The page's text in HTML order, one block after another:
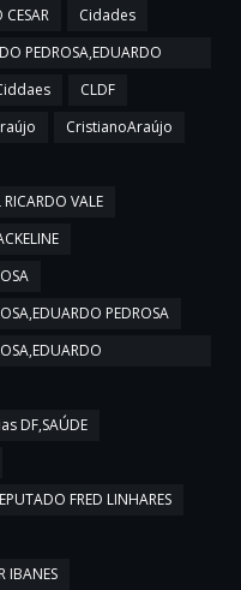
Cidades
PEDROSA,EDUARDO
CLDF
CristianoAraújo
VALE
PEDROSA
DF,SAÚDE
FRED LINHARES
IBANES